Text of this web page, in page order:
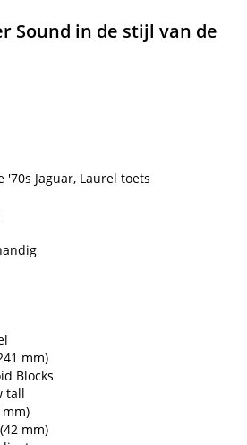
Sound in de stijl van de
'70s Jaguar, Laurel toets
mm)
Blocks
tall
mm)